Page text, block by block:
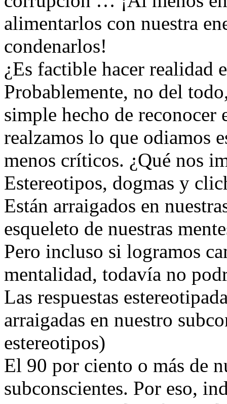
alimentarlos con nuestra
condenarlos!
¿Es factible hacer realidad
Probablemente, no del
simple hecho de reconocer
realzamos lo que odiamos
menos críticos. ¿Qué nos
Estereotipos, dogmas y
Están arraigados en
esqueleto de nuestras
Pero incluso si logramos
mentalidad, todavía no
Las respuestas
arraigadas en nuestro
estereotipos)
El 90 por ciento o más de
subconscientes. Por eso,